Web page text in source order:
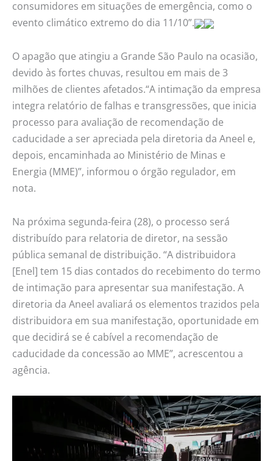
consumidores em situações de emergência, como o
evento climático extremo do dia 11/10”.
O apagão que atingiu a Grande São Paulo na ocasião,
devido às fortes chuvas, resultou em mais de 3
milhões de clientes afetados.“A intimação da empresa
integra relatório de falhas e transgressões, que inicia
processo para avaliação de recomendação de
caducidade a ser apreciada pela diretoria da Aneel e,
depois, encaminhada ao Ministério de Minas e
Energia (MME)”, informou o órgão regulador, em
nota.
Na próxima segunda-feira (28), o processo será
distribuído para relatoria de diretor, na sessão
pública semanal de distribuição. “A distribuidora
[Enel] tem 15 dias contados do recebimento do termo
de intimação para apresentar sua manifestação. A
diretoria da Aneel avaliará os elementos trazidos pela
distribuidora em sua manifestação, oportunidade em
que decidirá se é cabível a recomendação de
caducidade da concessão ao MME”, acrescentou a
agência.